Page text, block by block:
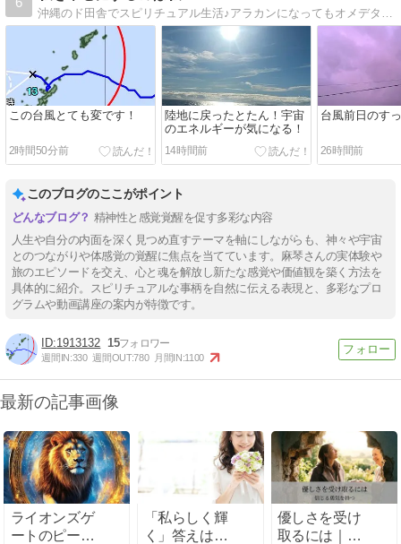
沖縄のド田舎でスピリチュアル生活♪アラカンになってもオメデタく可愛く生きる♪ちょっぴり神さまと話せる麻琴です♪
この台風とても変です！
2時間50分前
陸地に戻ったとたん！宇宙
のエネルギーが気になる！
14時間前
台風前日のす
26時間前
このブログのここがポイント
精神性と感覚覚醒を促す多彩な内容
人生や自分の内面を深く見つめ直すテーマを軸にしながらも、神々や宇宙
とのつながりや体感覚の覚醒に焦点を当てています。麻琴さんの実体験や
旅のエピソードを交え、心と魂を解放し新たな感覚や価値観を築く方法を
具体的に紹介。スピリチュアルな事柄を自然に伝える表現と、多彩なプロ
グラムや動画講座の案内が特徴です。
1913132 15
週間IN:330 週間OUT:780 月間IN:1100
最新の記事画像
ライオンズゲ
ートのピー
「私らしく輝
く」答えは、
優しさを受け
取るには｜信